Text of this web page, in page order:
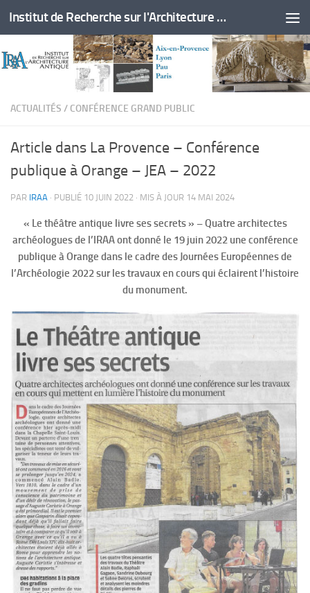
Skip to content Institut de Recherche sur l'Architecture Antique
ACTUALITÉS / CONFÉRENCE GRAND PUBLIC
Article dans La Provence – Conférence
publique à Orange – JEA – 2022
PAR IRAA · PUBLIÉ 10 JUIN 2022 · MIS À JOUR 14 MAI 2024
« Le théâtre antique livre ses secrets » – Quatre architectes
archéologues de l’IRAA ont donné le 19 juin 2022 une conférence
publique à Orange dans le cadre des Journées Européennes de
l’Archéologie 2022 sur les travaux en cours qui éclairent l’histoire
du monument.